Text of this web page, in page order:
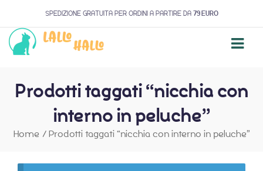
SPEDIZIONE GRATUITA PER ORDINI A PARTIRE DA 79 EURO
Prodotti taggati “nicchia con
interno in peluche”
Home / Prodotti taggati “nicchia con interno in peluche”